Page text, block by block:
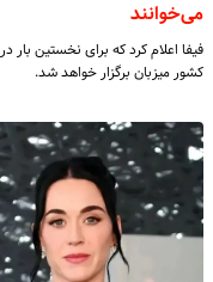
می‌خوانند
فیفا اعلام کرد که برای نخستین بار
کشور میزبان برگزار خواهد شد.